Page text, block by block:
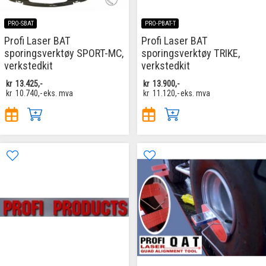
PRO-SBAT
Profi Laser BAT
sporingsverktøy SPORT-MC,
verkstedkit
kr 13.425,-
kr 10.740,-eks. mva
PRO-PBAT-T
Profi Laser BAT
sporingsverktøy TRIKE,
verkstedkit
kr 13.900,-
kr 11.120,-eks. mva